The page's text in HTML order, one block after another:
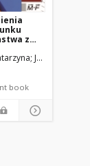
Szymczak, Dorian
z
Józwik, Izabela
electronic document book